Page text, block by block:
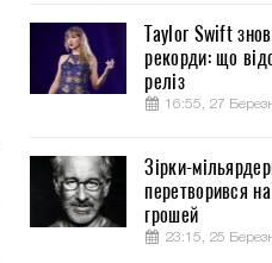
Taylor Swift
рекорди: що
реліз
16:55, 27
Зірки-
перетворився
грошей
23:15, 25